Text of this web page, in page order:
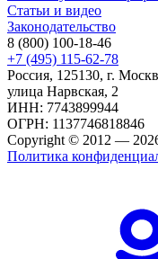
Статьи и видео
Законодательство
8 (800) 100-18-46
+7 (495) 115-62-78
Россия, 125130, г.
улица Нарвская, 2
ИНН: 7743899944
ОГРН: 1137746818846
Copyright © 2012 —
Политика